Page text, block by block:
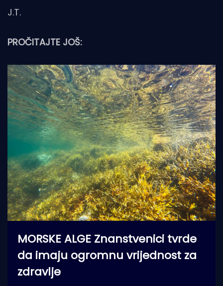
J.T.
PROČITAJTE JOŠ:
MORSKE ALGE Znanstvenici tvrde
da imaju ogromnu vrijednost za
zdravlje